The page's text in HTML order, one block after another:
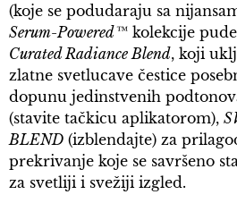
(koje se podudaraju sa
Serum-Powered™ kolekcije
Curated Radiance Blend, koji
zlatne svetlucave čestice
dopunu jedinstvenih
(stavite tačkicu aplikatorom),
BLEND (izblendajte) za
prekrivanje koje se savršeno
za svetliji i svežiji izgled.